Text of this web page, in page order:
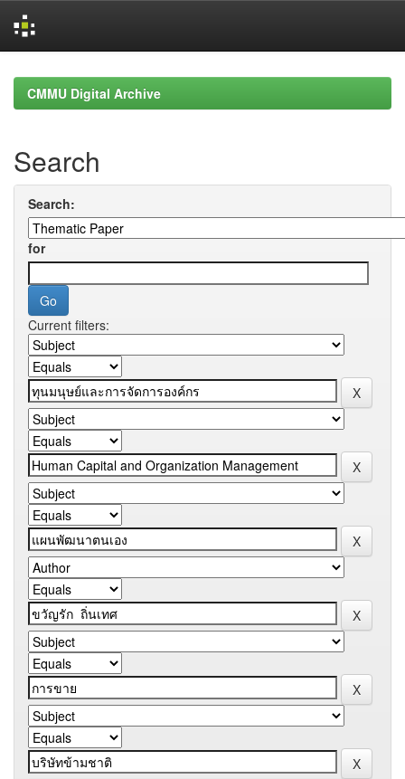
navigationCMMU Digital Archive
Search
Search:
for
Current filters: